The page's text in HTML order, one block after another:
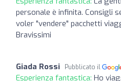
personale è infinita. Consigli
voler "vendere" pacchetti
Bravissimi
Giada Rossi Pubblicato il
Esperienza fantastica: Ho